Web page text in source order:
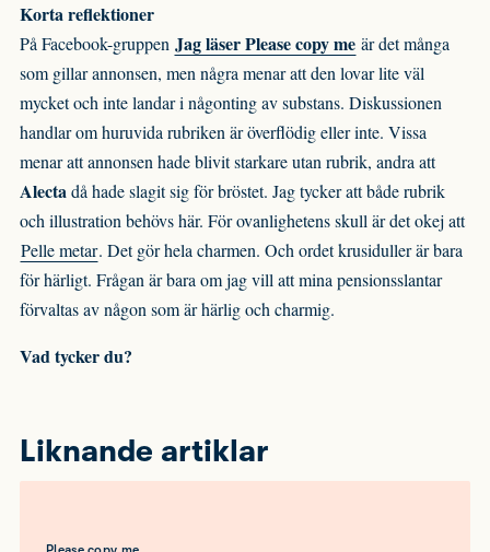
Korta reflektioner
På Facebook-gruppen Jag läser Please copy me är det många
som gillar annonsen, men några menar att den lovar lite väl
mycket och inte landar i någonting av substans. Diskussionen
handlar om huruvida rubriken är överflödig eller inte. Vissa
menar att annonsen hade blivit starkare utan rubrik, andra att
Alectadå hade slagit sig för bröstet. Jag tycker att både rubrik
och illustration behövs här. För ovanlighetens skull är det okej att
Pelle metar. Det gör hela charmen. Och ordet krusiduller är bara
för härligt. Frågan är bara om jag vill att mina pensionsslantar
förvaltas av någon som är härlig och charmig.
Vad tycker du?
Liknande artiklar